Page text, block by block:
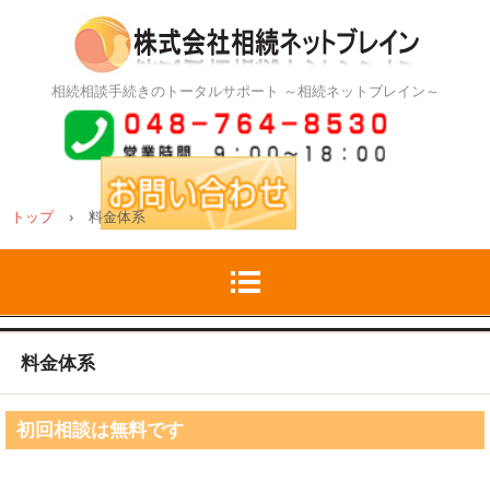
相続相談手続きのトータルサポート ～相続ネットブレイン～
トップ › 料金体系
料金体系
初回相談は無料です